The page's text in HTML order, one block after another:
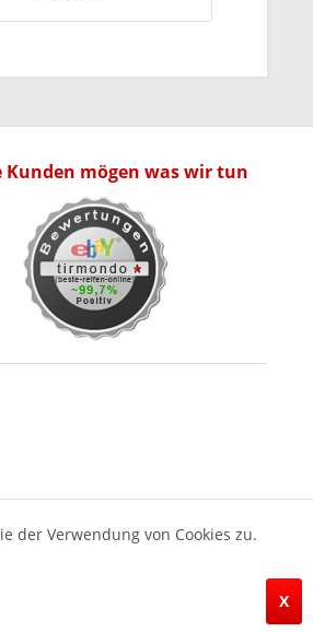
Kunden mögen was wir tun
der Verwendung von Cookies zu.
X